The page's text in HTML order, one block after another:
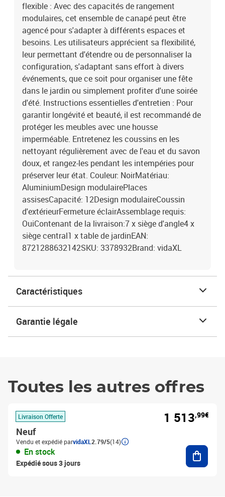
flexible : Avec des capacités de rangement
modulaires, cet ensemble de canapé peut être
agencé pour s'adapter à différents espaces et
besoins. Les utilisateurs apprécient sa flexibilité,
leur permettant d'étendre ou de personnaliser la
configuration, s'adaptant sans effort à divers
événements, que ce soit pour organiser une fête
dans le jardin ou simplement profiter d'une soirée
d'été. Instructions essentielles d'entretien : Pour
garantir longévité et beauté, il est recommandé de
protéger les meubles avec une housse
imperméable. Entretenez les coussins en les
nettoyant régulièrement avec de l'eau et du savon
doux, et rangez-les pendant les intempéries pour
préserver leur état. Couleur: NoirMatériau:
AluminiumDesign modulairePlaces
assisesCapacité: 12Design modulaireCoussin
d'extérieurFermeture éclairAssemblage requis:
OuiContenant de la livraison:7 x siège d'angle4 x
siège central1 x table de jardinEAN:
8721288632142SKU: 3378932Brand: vidaXL
Caractéristiques
Garantie légale
Toutes les autres offres
Livraison Offerte
Neuf
Vendu et expédié parvidaXL 2.79/5(14)
En stock
Expédié sous 3 jours
1 513,99€